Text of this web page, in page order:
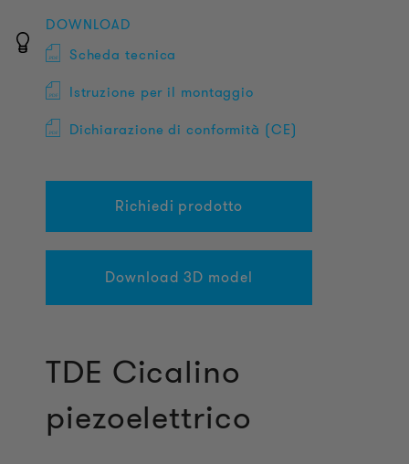
DOWNLOAD
Scheda tecnica
Istruzione per il montaggio
Dichiarazione di conformità (CE)
Richiedi prodotto
Download 3D model
TDE Cicalino
piezoelettrico